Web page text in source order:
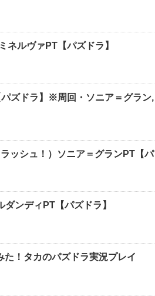
ルヴァPT【パズドラ】
ズドラ】※周回・ソニア＝グラン,
ッシュ！）ソニア＝グランPT【パ
ダンディPT【パズドラ】
た！タカのパズドラ実況プレイ